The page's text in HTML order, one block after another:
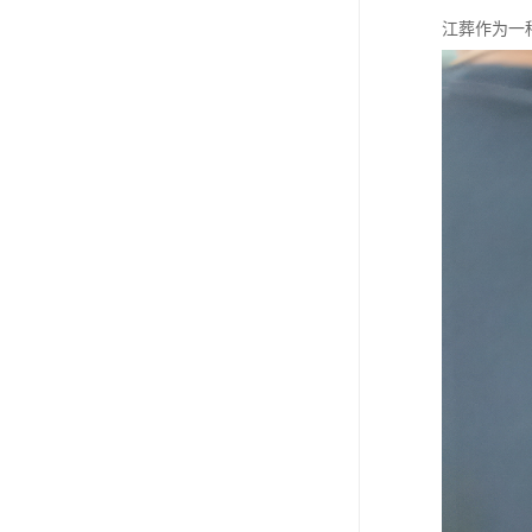
江葬作为一